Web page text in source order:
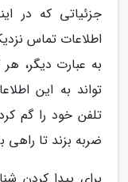
جزئیاتی که در
اطلاعات تماس
به عبارت دیگر،
تواند به این
تلفن خود را گم
ضربه بزند تا راهی